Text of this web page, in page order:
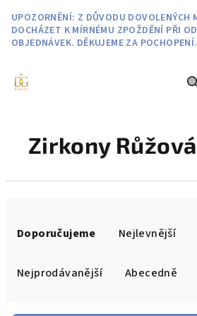
obsah
UPOZORNĚNÍ: Z DŮVODU DOVOLENÝCH
DOCHÁZET K MÍRNÉMU ZPOŽDĚNÍ PŘI
OBJEDNÁVEK. DĚKUJEME ZA POCHOPENÍ.
Zirkony
Doporučujeme Nejlevnější
Nejprodávanější Abecedně